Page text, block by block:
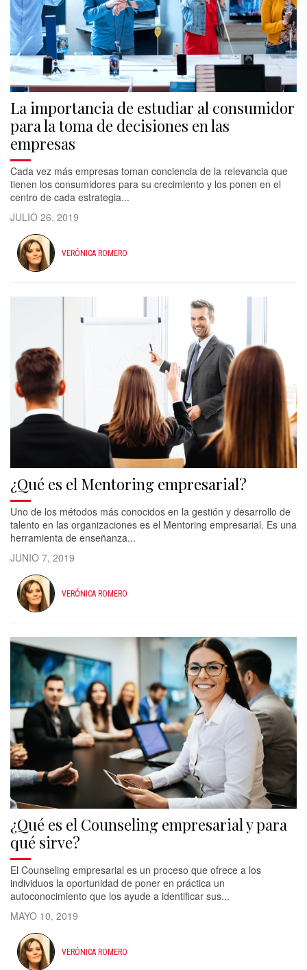
La importancia de estudiar al consumidor
para la toma de decisiones en las
empresas
Cada vez más empresas toman conciencia de la relevancia que
tienen los consumidores para su crecimiento y los ponen en el
centro de cada estrategia...
JULIO 26, 2019
VERÓNICA ROMERO
¿Qué es el Mentoring empresarial?
Uno de los métodos más conocidos en la gestión y desarrollo de
talento en las organizaciones es el Mentoring empresarial. Es una
herramienta de enseñanza...
JUNIO 7, 2019
VERÓNICA ROMERO
¿Qué es el Counseling empresarial y para
qué sirve?
El Counseling empresarial es un proceso que ofrece a los
individuos la oportunidad de poner en práctica un
autoconocimiento que los ayude a identificar sus...
MAYO 10, 2019
VERÓNICA ROMERO